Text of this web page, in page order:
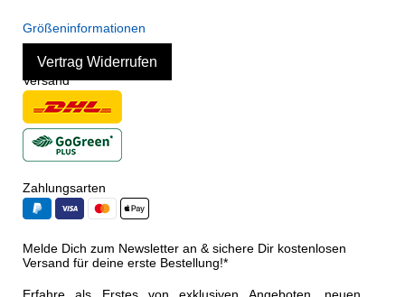
Größeninformationen
Vertrag Widerrufen
Versand
Zahlungsarten
Melde Dich zum Newsletter an & sichere Dir kostenlosen
Versand für deine erste Bestellung!*
Erfahre als Erstes von exklusiven Angeboten, neuen